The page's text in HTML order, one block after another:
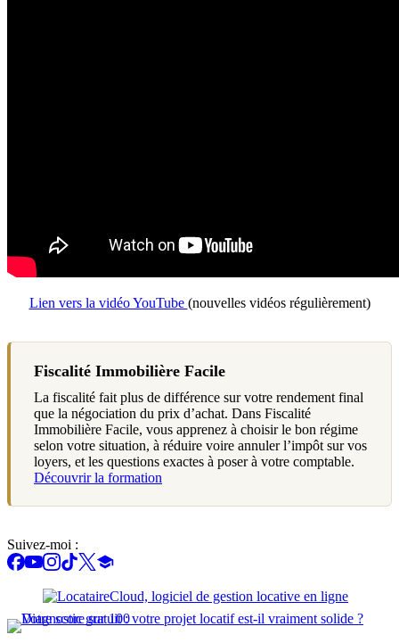
Lien vers la vidéo YouTube (nouvelles vidéos régulièrement)
Fiscalité Immobilière Facile
La fiscalité fait plus de différence sur votre rendement final
que la négociation du prix d’achat. Dans Fiscalité
Immobilière Facile, vous apprenez à choisir le bon régime
selon votre situation, à réduire voire annuler l’impôt sur vos
loyers, et les questions exactes à poser à votre comptable.
Découvrir la formation
Suivez-moi :